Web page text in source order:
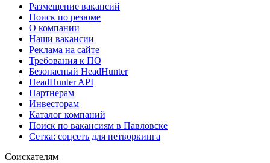
Размещение вакансий
Поиск по резюме
О компании
Наши вакансии
Реклама на сайте
Требования к ПО
Безопасный HeadHunter
HeadHunter API
Партнерам
Инвесторам
Каталог компаний
Поиск по вакансиям в Павловске
Сетка: соцсеть для нетворкинга
Соискателям